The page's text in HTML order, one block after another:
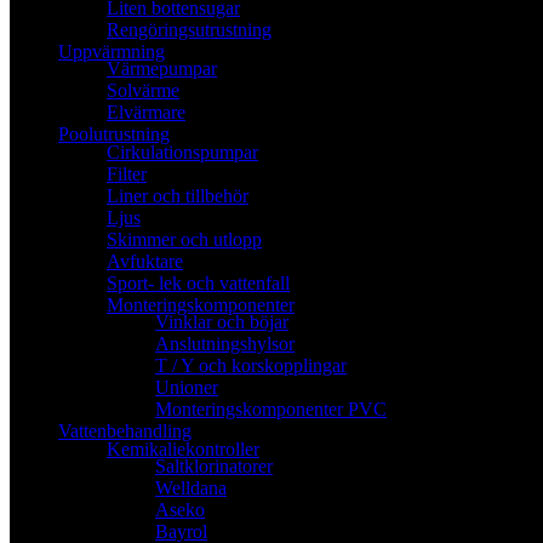
Liten bottensugar
Rengöringsutrustning
Uppvärmning
Värmepumpar
Solvärme
Elvärmare
Poolutrustning
Cirkulationspumpar
Filter
Liner och tillbehör
Ljus
Skimmer och utlopp
Avfuktare
Sport- lek och vattenfall
Monteringskomponenter
Vinklar och böjar
Anslutningshylsor
T / Y och korskopplingar
Unioner
Monteringskomponenter PVC
Vattenbehandling
Kemikaliekontroller
Saltklorinatorer
Welldana
Aseko
Bayrol